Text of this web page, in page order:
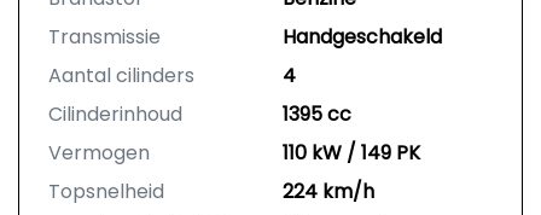
Transmissie
Handgeschakeld
Aantal cilinders
4
Cilinderinhoud
1395 cc
Vermogen
110 kW / 149 PK
Topsnelheid
224 km/h